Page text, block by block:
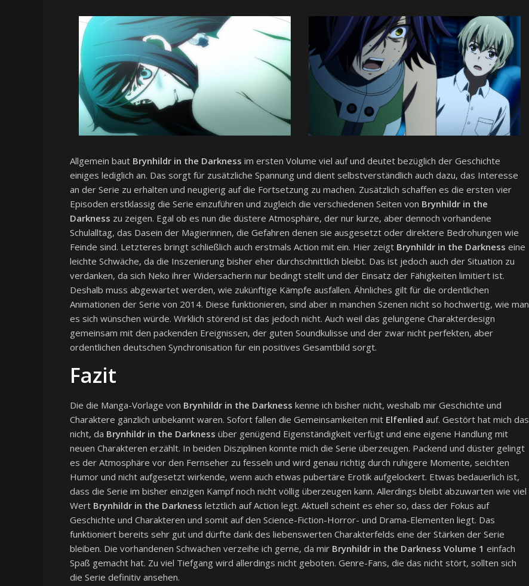
Allgemein baut Brynhildr in the Darkness im ersten Volume viel auf und deutet bezüglich der Geschichte
einiges lediglich an. Das sorgt für zusätzliche Spannung und dient selbstverständlich auch dazu, das Interesse
an der Serie zu erhalten und neugierig auf die Fortsetzung zu machen. Zusätzlich schaffen es die ersten vier
Episoden erstklassig die Serie einzuführen und zugleich die verschiedenen Seiten von Brynhildr in the
Darkness zu zeigen. Egal ob es nun die düstere Atmosphäre, der nur kurze, aber dennoch vorhandene
Schulalltag, das Dasein der Magierinnen, die Gefahren denen sie ausgesetzt oder direktere Bedrohungen wie
Feinde sind. Letzteres bringt schließlich auch erstmals Action mit ein. Hier zeigt Brynhildr in the Darkness eine
leichte Schwäche, da die Inszenierung bisher eher durchschnittlich bleibt. Das ist jedoch auch der Situation zu
verdanken, da sich Neko ihrer Widersacherin nur bedingt stellt und der Einsatz der Fähigkeiten limitiert ist.
Deshalb muss abgewartet werden, wie zukünftige Kämpfe ausfallen. Ähnliches gilt für die ordentlichen
Animationen der Serie von 2014. Diese funktionieren, sind aber in manchen Szenen nicht so hochwertig, wie man
es sich wünschen würde. Wirklich störend ist das jedoch nicht. Auch weil das gelungene Charakterdesign
gemeinsam mit den packenden Ereignissen, der guten Soundkulisse und der zwar nicht perfekten, aber
ordentlichen deutschen Synchronisation für ein positives Gesamtbild sorgt.
Fazit
Die die Manga-Vorlage von Brynhildr in the Darkness kenne ich bisher nicht, weshalb mir Geschichte und
Charaktere gänzlich unbekannt waren. Sofort fallen die Gemeinsamkeiten mit Elfenlied auf. Gestört hat mich das
nicht, da Brynhildr in the Darkness über genügend Eigenständigkeit verfügt und eine eigene Handlung mit
neuen Charakteren erzählt. In beiden Disziplinen konnte mich die Serie überzeugen. Packend und düster gelingt
es der Atmosphäre vor den Fernseher zu fesseln und wird genau richtig durch ruhigere Momente, seichten
Humor und nicht aufgesetzt wirkende, wenn auch etwas pubertäre Erotik aufgelockert. Etwas bedauerlich ist,
dass die Serie im bisher einzigen Kampf noch nicht völlig überzeugen kann. Allerdings bleibt abzuwarten wie viel
Wert Brynhildr in the Darkness letztlich auf Action legt. Aktuell scheint es eher so, dass der Fokus auf
Geschichte und Charakteren und somit auf den Science-Fiction-Horror- und Drama-Elementen liegt. Das
funktioniert bereits sehr gut und dürfte dank des liebenswerten Charakterfelds eine der Stärken der Serie
bleiben. Die vorhandenen Schwächen verzeihe ich gerne, da mir Brynhildr in the Darkness Volume 1 einfach
Spaß gemacht hat. Zu viel Tiefgang wird allerdings nicht geboten. Genre-Fans, die das nicht stört, sollten sich
die Serie definitiv ansehen.